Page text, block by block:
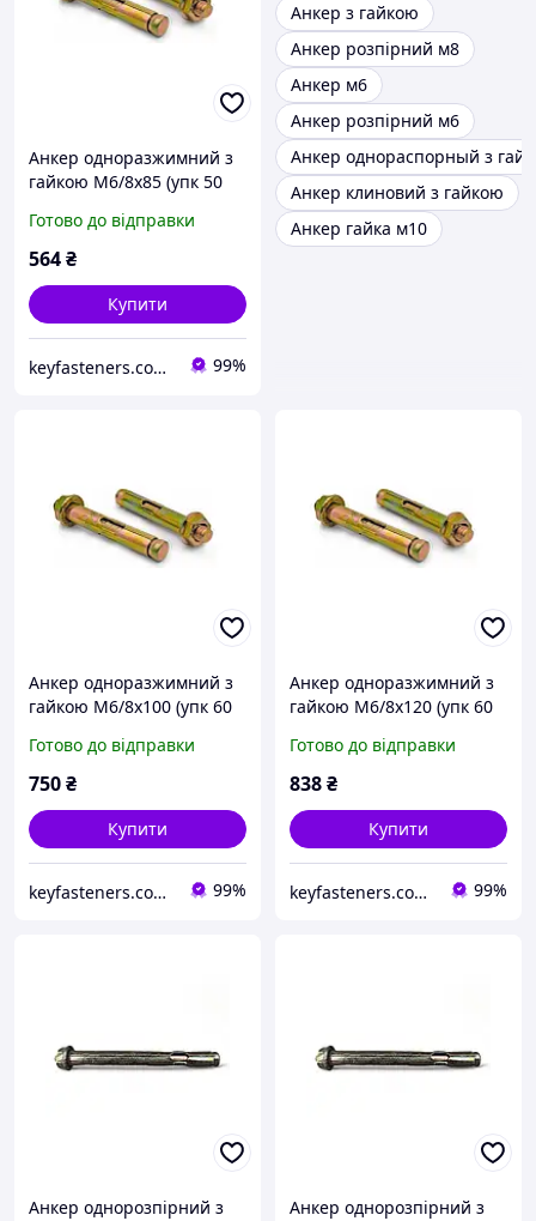
Анкер одноразжимний з
гайкою М6/8х85 (упк 50
Готово до відправки
564₴
Купити
keyfasteners.com.ua 99%
Анкер з гайкою
Анкер розпірний м8
Анкер м6
Анкер розпірний м6
Анкер однораспорный з
Анкер клиновий з гайкою
Анкер гайка м10
Анкер одноразжимний з
гайкою М6/8х100 (упк 60
Готово до відправки
750₴
Купити
keyfasteners.com.ua 99%
Анкер одноразжимний з
гайкою М6/8х120 (упк 60
Готово до відправки
838₴
Купити
keyfasteners.com.ua 99%
Анкер однорозпірний з
Анкер однорозпірний з